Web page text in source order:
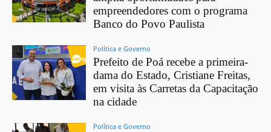
empreendedores com o programa
Banco do Povo Paulista
Política e Governo
Prefeito de Poá recebe a primeira-
dama do Estado, Cristiane Freitas,
em visita às Carretas da Capacitação
na cidade
Política e Governo